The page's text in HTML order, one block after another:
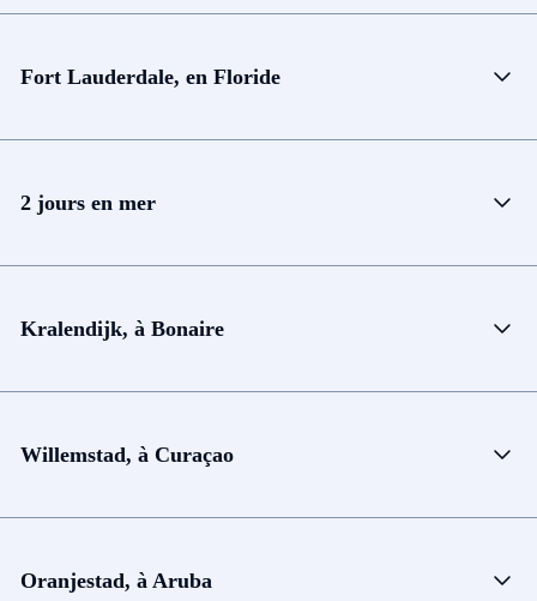
Fort Lauderdale, en Floride
2 jours en mer
Kralendijk, à Bonaire
Willemstad, à Curaçao
Oranjestad, à Aruba